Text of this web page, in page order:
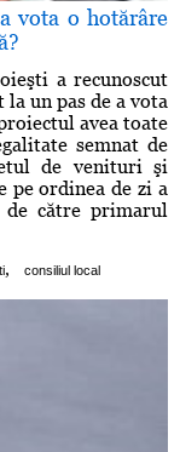
vota o hotărâre
a recunoscut
un pas de a vota
avea toate
semnat de
de venituri şi
pe ordinea de zi a
de către primarul
, consiliul local